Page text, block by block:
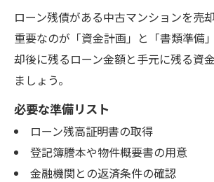
ローン残債がある中古マンションを売
重要なのが「資金計画」と「書類準備
却後に残るローン金額と手元に残る資
ましょう。
必要な準備リスト
ローン残高証明書の取得
登記簿謄本や物件概要書の用意
金融機関との返済条件の確認